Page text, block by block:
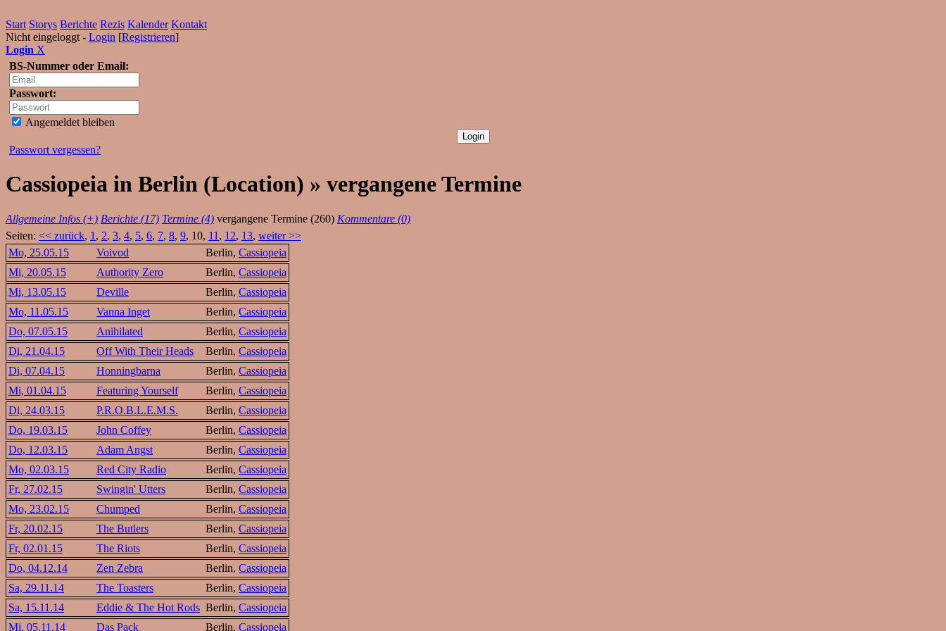
Start Storys Berichte Rezis Kalender Kontakt
Nicht eingeloggt - Login [Registrieren]
Login X
BS-Nummer oder Email:
Passwort:
Angemeldet bleiben
Passwort vergessen?
Cassiopeia in Berlin (Location) » vergangene Termine
Allgemeine Infos (+) Berichte (17) Termine (4) vergangene Termine (260) Kommentare (0)
Seiten: << zurück, 1 , 2, 3, 4, 5, 6, 7, 8, 9, 10, 11 , 12, 13, weiter >>
Mo, 25.05.15
Voivod Berlin, Cassiopeia
Mi, 20.05.15
Authority Zero Berlin, Cassiopeia
Mi, 13.05.15
Deville Berlin, Cassiopeia
Mo, 11.05.15
Vanna Inget Berlin, Cassiopeia
Do, 07.05.15
Anihilated Berlin, Cassiopeia
Di, 21.04.15
Off With Their Heads Berlin, Cassiopeia
Di, 07.04.15
Honningbarna Berlin, Cassiopeia
Mi, 01.04.15
Featuring Yourself Berlin, Cassiopeia
Di, 24.03.15
P.R.O.B.L.E.M.S. Berlin, Cassiopeia
Do, 19.03.15
John Coffey Berlin, Cassiopeia
Do, 12.03.15
Adam Angst Berlin, Cassiopeia
Mo, 02.03.15
Red City Radio Berlin, Cassiopeia
Fr, 27.02.15
Swingin' Utters Berlin, Cassiopeia
Mo, 23.02.15
Chumped Berlin, Cassiopeia
Fr, 20.02.15
The Butlers Berlin, Cassiopeia
Fr, 02.01.15
The Riots Berlin, Cassiopeia
Do, 04.12.14
Zen Zebra Berlin, Cassiopeia
Sa, 29.11.14
The Toasters Berlin, Cassiopeia
Sa, 15.11.14
Eddie & The Hot Rods Berlin, Cassiopeia
Mi, 05.11.14
Das Pack Berlin, Cassiopeia